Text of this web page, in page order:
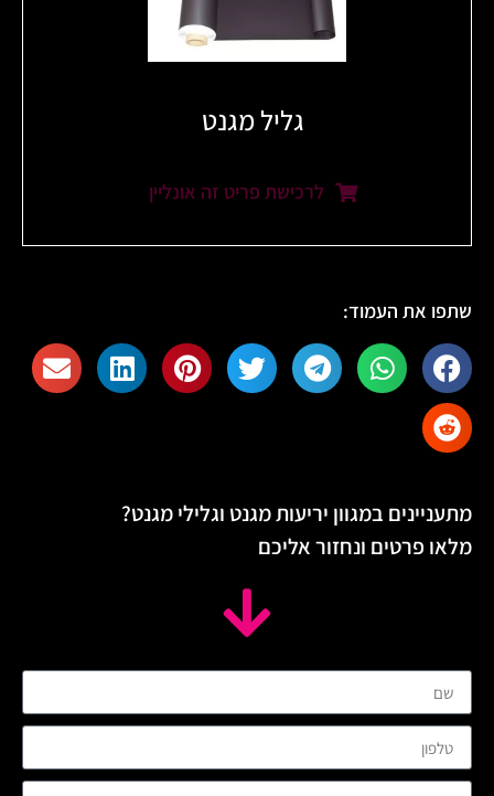
גליל מגנט
לרכישת פריט זה אונליין
שתפו את העמוד:
מתעניינים במגוון יריעות מגנט וגלילי מגנט?
מלאו פרטים ונחזור אליכם